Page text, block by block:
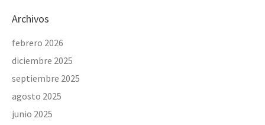
Archivos
febrero 2026
diciembre 2025
septiembre 2025
agosto 2025
junio 2025